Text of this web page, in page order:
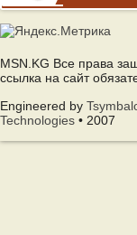
MSN.KG Все права
ссылка на сайт
Engineered by
Technologies • 2007